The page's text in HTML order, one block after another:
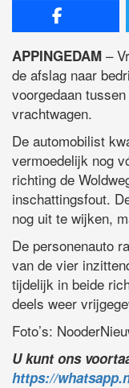
APPINGEDAM –
de afslag naar
voorgedaan
vrachtwagen.
De automobilist
vermoedelijk nog
richting de
inschattingsfout.
nog uit te wijken,
De personenauto
van de vier
tijdelijk in beide
deels weer
Foto’s:
U kunt ons
https://